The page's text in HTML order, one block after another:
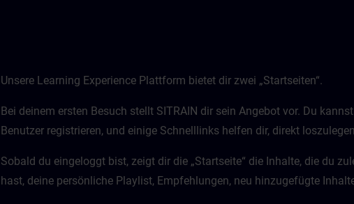
Unsere Learning Experience Plattform bietet dir zwei „Startseiten“.
Bei deinem ersten Besuch stellt SITRAIN dir sein Angebot vor. Du
Benutzer registrieren, und einige Schnelllinks helfen dir, direkt
Sobald du eingeloggt bist, zeigt dir die „Startseite“ die Inhalte, die du
hast, deine persönliche Playlist, Empfehlungen, neu hinzugefügte